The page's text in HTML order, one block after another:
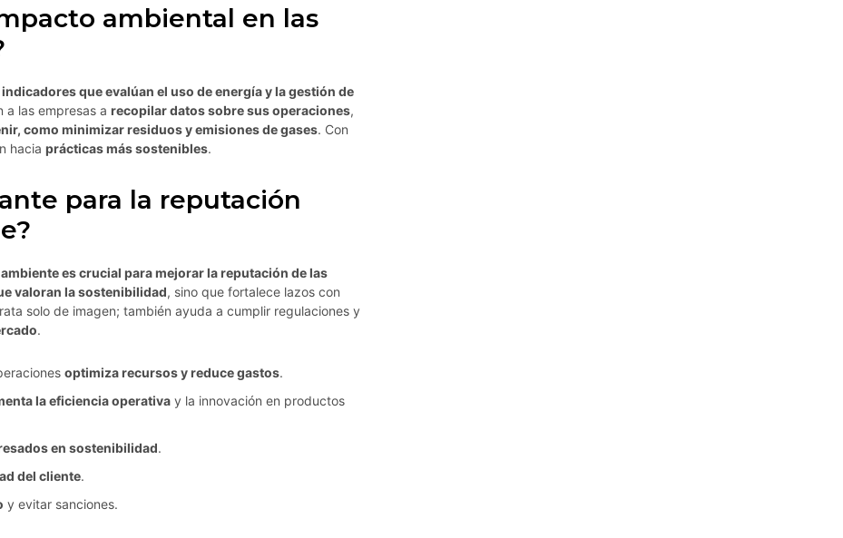
ambiental en las
que evalúan el uso de energía y la gestión de
a las empresas a recopilar datos sobre sus operaciones,
como minimizar residuos y emisiones de gases. Con
hacia prácticas más sostenibles.
para la reputación
es crucial para mejorar la reputación de las
valoran la sostenibilidad, sino que fortalece lazos con
solo de imagen; también ayuda a cumplir regulaciones y
.
optimiza recursos y reduce gastos.
la eficiencia operativa y la innovación en productos
en sostenibilidad.
del cliente.
y evitar sanciones.